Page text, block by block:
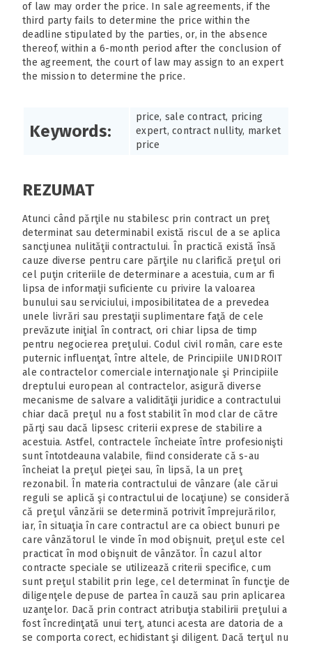
of law may order the price. In sale agreements, if the
third party fails to determine the price within the
deadline stipulated by the parties, or, in the absence
thereof, within a 6-month period after the conclusion of
the agreement, the court of law may assign to an expert
the mission to determine the price.
Keywords:
price, sale contract, pricing
expert, contract nullity, market
price
REZUMAT
Atunci când părţile nu stabilesc prin contract un preţ
determinat sau determinabil există riscul de a se aplica
sancţiunea nulităţii contractului. În practică există însă
cauze diverse pentru care părţile nu clarifică preţul ori
cel puţin criteriile de determinare a acestuia, cum ar fi
lipsa de informaţii suficiente cu privire la valoarea
bunului sau serviciului, imposibilitatea de a prevedea
unele livrări sau prestaţii suplimentare faţă de cele
prevăzute iniţial în contract, ori chiar lipsa de timp
pentru negocierea preţului. Codul civil român, care este
puternic influenţat, între altele, de Principiile UNIDROIT
ale contractelor comerciale internaţionale şi Principiile
dreptului european al contractelor, asigură diverse
mecanisme de salvare a validităţii juridice a contractului
chiar dacă preţul nu a fost stabilit în mod clar de către
părţi sau dacă lipsesc criterii exprese de stabilire a
acestuia. Astfel, contractele încheiate între profesionişti
sunt întotdeauna valabile, fiind considerate că s-au
încheiat la preţul pieţei sau, în lipsă, la un preţ
rezonabil. În materia contractului de vânzare (ale cărui
reguli se aplică şi contractului de locaţiune) se consideră
că preţul vânzării se determină potrivit împrejurărilor,
iar, în situaţia în care contractul are ca obiect bunuri pe
care vânzătorul le vinde în mod obişnuit, preţul este cel
practicat în mod obişnuit de vânzător. În cazul altor
contracte speciale se utilizează criterii specifice, cum
sunt preţul stabilit prin lege, cel determinat în funcţie de
diligenţele depuse de partea în cauză sau prin aplicarea
uzanţelor. Dacă prin contract atribuţia stabilirii preţului a
fost încredinţată unui terţ, atunci acesta are datoria de a
se comporta corect, echidistant şi diligent. Dacă terţul nu